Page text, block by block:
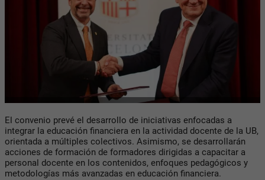
El convenio prevé el desarrollo de iniciativas enfocadas a
integrar la educación financiera en la actividad docente de la UB,
orientada a múltiples colectivos. Asimismo, se desarrollarán
acciones de formación de formadores dirigidas a capacitar a
personal docente en los contenidos, enfoques pedagógicos y
metodologías más avanzadas en educación financiera.